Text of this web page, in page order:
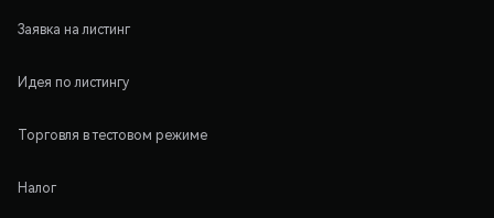
Заявка на листинг
Идея по листингу
Торговля в тестовом режиме
Налог